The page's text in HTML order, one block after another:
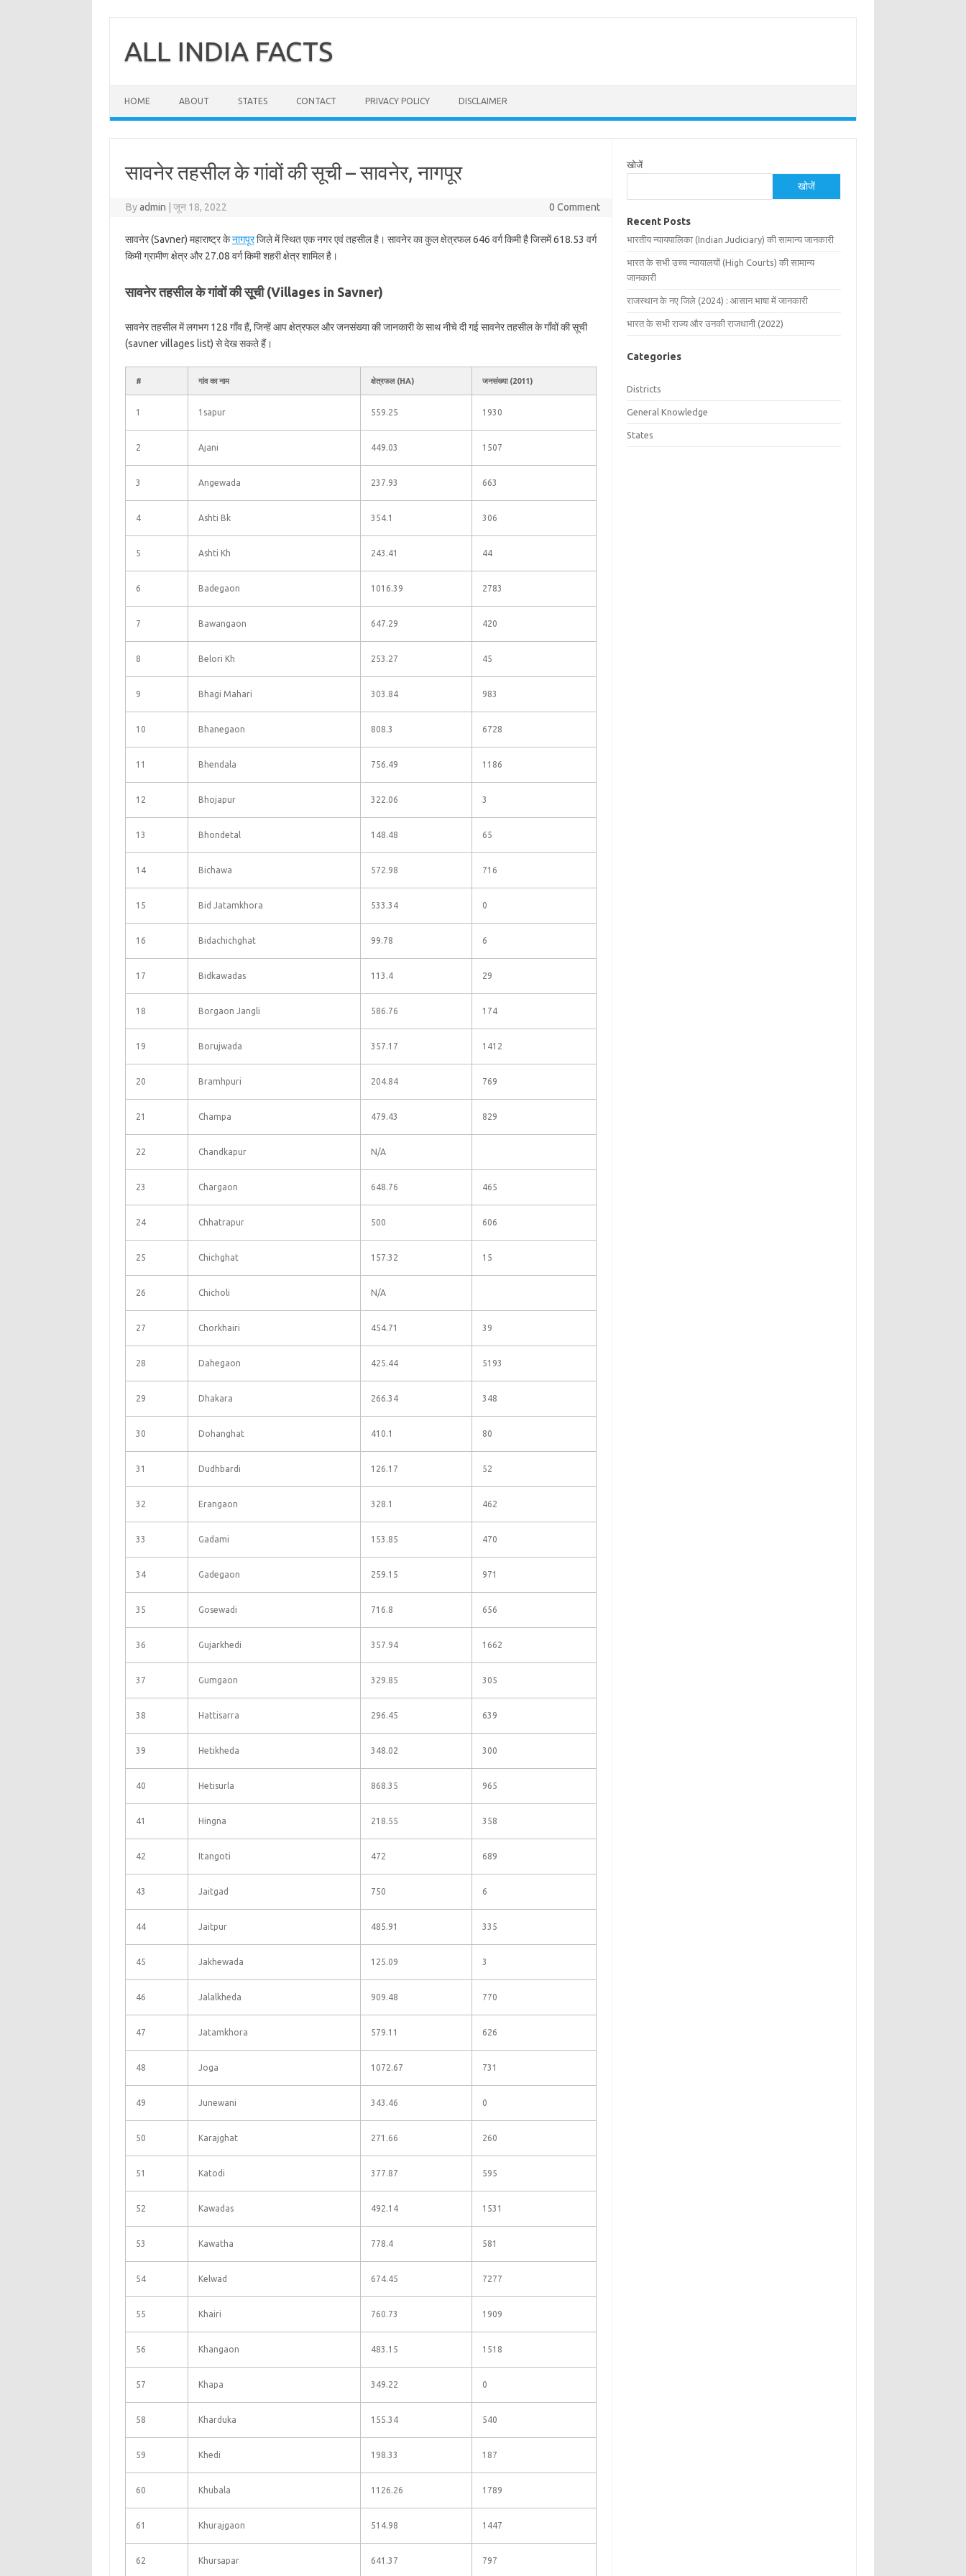
contentALL INDIA FACTS
HOME ABOUT STATES CONTACT PRIVACY POLICY DISCLAIMER
सावनेर तहसील के गांवों की सूची – सावनेर, नागपूर
Byadmin जून 18, 2022 0 Comment
सावनेर (Savner) महाराष्ट्र केनागपूरजिले में स्थित एक नगर एवं तहसील है। सावनेर का कुल क्षेत्रफल 646 वर्ग किमी है जिसमें 618.53 वर्ग
किमी ग्रामीण क्षेत्र और 27.08 वर्ग किमी शहरी क्षेत्र शामिल है।
सावनेर तहसील के गांवों की सूची (Villages in Savner)
सावनेर तहसील में लगभग 128 गाँव हैं, जिन्हें आप क्षेत्रफल और जनसंख्या की जानकारी के साथ नीचे दी गई सावनेर तहसील के गाँवों की सूची
(savner villages list) से देख सकते हैं।
# गांव का नाम क्षेत्रफल (HA) जनसंख्या (2011)
1 1sapur 559.25 1930
2 Ajani 449.03 1507
3 Angewada 237.93 663
4 Ashti Bk 354.1 306
5 Ashti Kh 243.41 44
6 Badegaon 1016.39 2783
7 Bawangaon 647.29 420
8 Belori Kh 253.27 45
9 Bhagi Mahari 303.84 983
10 Bhanegaon 808.3 6728
11 Bhendala 756.49 1186
12 Bhojapur 322.06 3
13 Bhondetal 148.48 65
14 Bichawa 572.98 716
15 Bid Jatamkhora 533.34 0
16 Bidachichghat 99.78 6
17 Bidkawadas 113.4 29
18 Borgaon Jangli 586.76 174
19 Borujwada 357.17 1412
20 Bramhpuri 204.84 769
21 Champa 479.43 829
22 Chandkapur N/A
23 Chargaon 648.76 465
24 Chhatrapur 500 606
25 Chichghat 157.32 15
26 Chicholi N/A
27 Chorkhairi 454.71 39
28 Dahegaon 425.44 5193
29 Dhakara 266.34 348
30 Dohanghat 410.1 80
31 Dudhbardi 126.17 52
32 Erangaon 328.1 462
33 Gadami 153.85 470
34 Gadegaon 259.15 971
35 Gosewadi 716.8 656
36 Gujarkhedi 357.94 1662
37 Gumgaon 329.85 305
38 Hattisarra 296.45 639
39 Hetikheda 348.02 300
40 Hetisurla 868.35 965
41 Hingna 218.55 358
42 Itangoti 472 689
43 Jaitgad 750 6
44 Jaitpur 485.91 335
45 Jakhewada 125.09 3
46 Jalalkheda 909.48 770
47 Jatamkhora 579.11 626
48 Joga 1072.67 731
49 Junewani 343.46 0
50 Karajghat 271.66 260
51 Katodi 377.87 595
52 Kawadas 492.14 1531
53 Kawatha 778.4 581
54 Kelwad 674.45 7277
55 Khairi 760.73 1909
56 Khangaon 483.15 1518
57 Khapa 349.22 0
58 Kharduka 155.34 540
59 Khedi 198.33 187
60 Khubala 1126.26 1789
61 Khurajgaon 514.98 1447
62 Khursapar 641.37 797
खोजें
खोजें
Recent Posts
भारतीय न्यायपालिका (Indian Judiciary) की सामान्य जानकारी
भारत के सभी उच्च न्यायालयों (High Courts) की सामान्य
जानकारी
राजस्थान के नए जिले (2024) : आसान भाषा में जानकारी
भारत के सभी राज्य और उनकी राजधानी (2022)
Categories
Districts
General Knowledge
States